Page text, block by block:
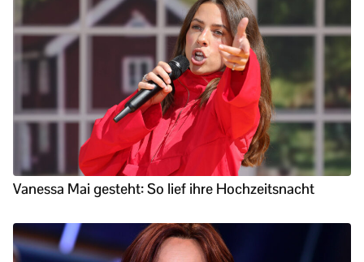
Vanessa Mai gesteht: So lief ihre Hochzeitsnacht